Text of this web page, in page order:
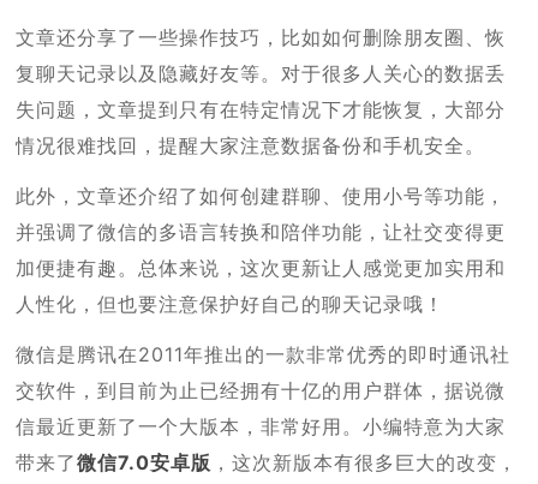
文章还分享了一些操作技巧，比如如何删除朋友圈、恢
复聊天记录以及隐藏好友等。对于很多人关心的数据丢
失问题，文章提到只有在特定情况下才能恢复，大部分
情况很难找回，提醒大家注意数据备份和手机安全。
此外，文章还介绍了如何创建群聊、使用小号等功能，
并强调了微信的多语言转换和陪伴功能，让社交变得更
加便捷有趣。总体来说，这次更新让人感觉更加实用和
人性化，但也要注意保护好自己的聊天记录哦！
微信是腾讯在2011年推出的一款非常优秀的即时通讯社
交软件，到目前为止已经拥有十亿的用户群体，据说微
信最近更新了一个大版本，非常好用。小编特意为大家
带来了微信7.0安卓版 ，这次新版本有很多巨大的改变，